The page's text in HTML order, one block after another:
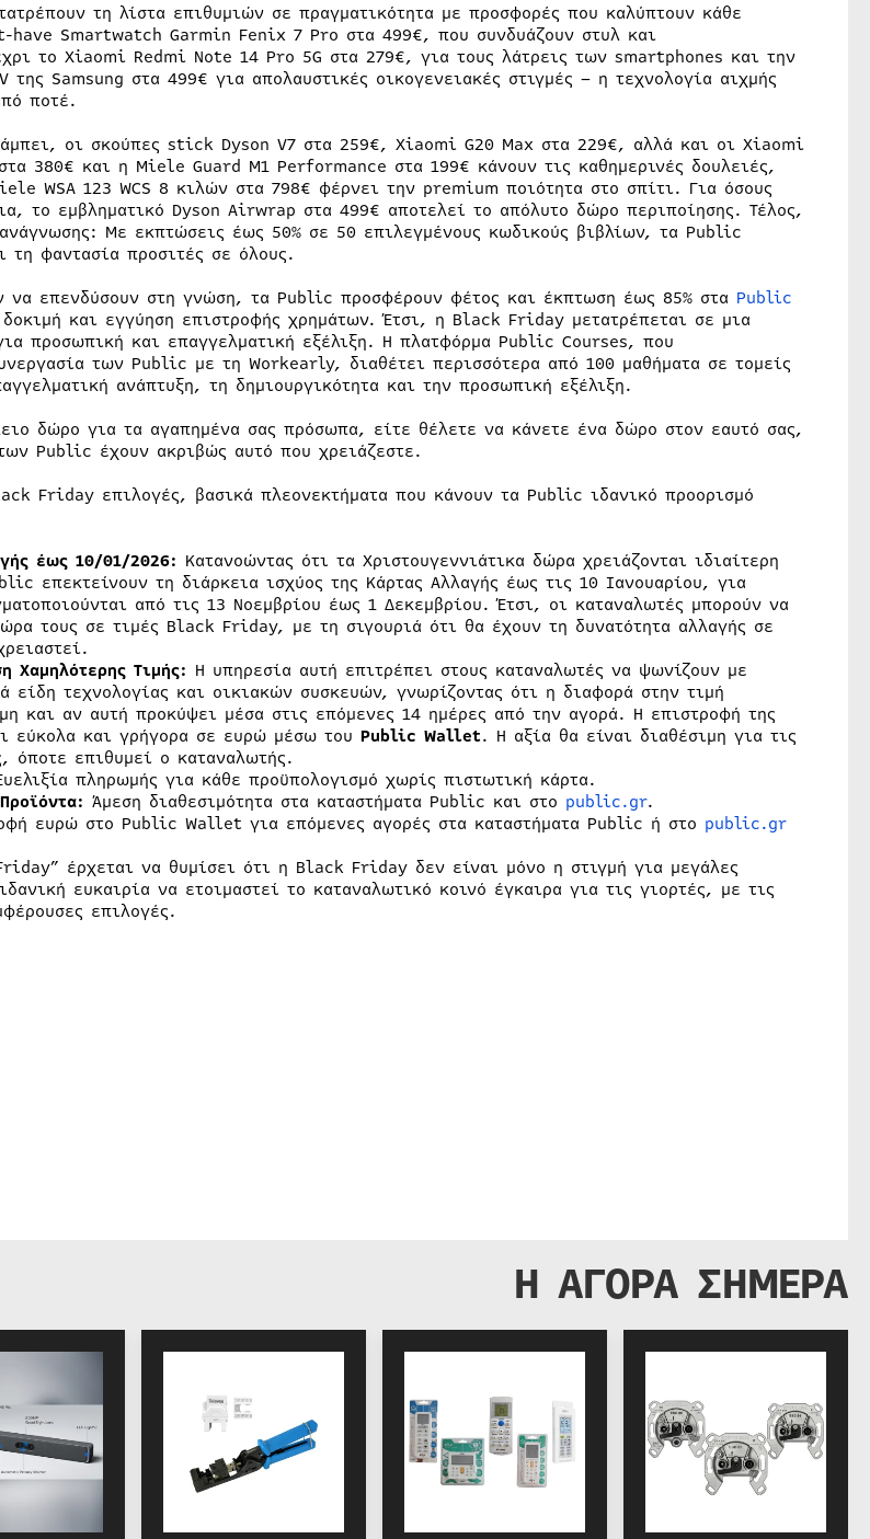
τη λίστα επιθυμιών σε πραγματικότητα με προσφορές που καλύπτουν κάθε
have Smartwatch Garmin Fenix 7 Pro στα 499€, που συνδυάζουν στυλ και
το Xiaomi Redmi Note 14 Pro 5G στα 279€, για τους λάτρεις των smartphones και την
της Samsung στα 499€ για απολαυστικές οικογενειακές στιγμές – η τεχνολογία αιχμής
ποτέ.
οι σκούπες stick Dyson V7 στα 259€, Xiaomi G20 Max στα 229€, αλλά και οι Xiaomi
380€ και η Miele Guard M1 Performance στα 199€ κάνουν τις καθημερινές δουλειές,
WSA 123 WCS 8 κιλών στα 798€ φέρνει την premium ποιότητα στο σπίτι. Για όσους
το εμβληματικό Dyson Airwrap στα 499€ αποτελεί το απόλυτο δώρο περιποίησης. Τέλος,
Με εκπτώσεις έως 50% σε 50 επιλεγμένους κωδικούς βιβλίων, τα Public
τη φαντασία προσιτές σε όλους.
να επενδύσουν στη γνώση, τα Public προσφέρουν φέτος και έκπτωση έως 85% στα Public
και εγγύηση επιστροφής χρημάτων. Έτσι, η Black Friday μετατρέπεται σε μια
προσωπική και επαγγελματική εξέλιξη. Η πλατφόρμα Public Courses, που
των Public με τη Workearly, διαθέτει περισσότερα από 100 μαθήματα σε τομείς
ανάπτυξη, τη δημιουργικότητα και την προσωπική εξέλιξη.
δώρο για τα αγαπημένα σας πρόσωπα, είτε θέλετε να κάνετε ένα δώρο στον εαυτό σας,
Public έχουν ακριβώς αυτό που χρειάζεστε.
Friday επιλογές, βασικά πλεονεκτήματα που κάνουν τα Public ιδανικό προορισμό
έως 10/01/2026: Κατανοώντας ότι τα Χριστουγεννιάτικα δώρα χρειάζονται ιδιαίτερη
επεκτείνουν τη διάρκεια ισχύος της Κάρτας Αλλαγής έως τις 10 Ιανουαρίου, για
από τις 13 Νοεμβρίου έως 1 Δεκεμβρίου. Έτσι, οι καταναλωτές μπορούν να
τους σε τιμές Black Friday, με τη σιγουριά ότι θα έχουν τη δυνατότητα αλλαγής σε
Χαμηλότερης Τιμής: Η υπηρεσία αυτή επιτρέπει στους καταναλωτές να ψωνίζουν με
είδη τεχνολογίας και οικιακών συσκευών, γνωρίζοντας ότι η διαφορά στην τιμή
και αν αυτή προκύψει μέσα στις επόμενες 14 ημέρες από την αγορά. Η επιστροφή της
εύκολα και γρήγορα σε ευρώ μέσω του Public Wallet. Η αξία θα είναι διαθέσιμη για τις
όποτε επιθυμεί ο καταναλωτής.
πληρωμής για κάθε προϋπολογισμό χωρίς πιστωτική κάρτα.
Άμεση διαθεσιμότητα στα καταστήματα Public και στο public.gr.
ευρώ στο Public Wallet για επόμενες αγορές στα καταστήματα Public ή στο public.gr
έρχεται να θυμίσει ότι η Black Friday δεν είναι μόνο η στιγμή για μεγάλες
ευκαιρία να ετοιμαστεί το καταναλωτικό κοινό έγκαιρα για τις γιορτές, με τις
επιλογές.
Η ΑΓΟΡΑ ΣΗΜΕΡΑ